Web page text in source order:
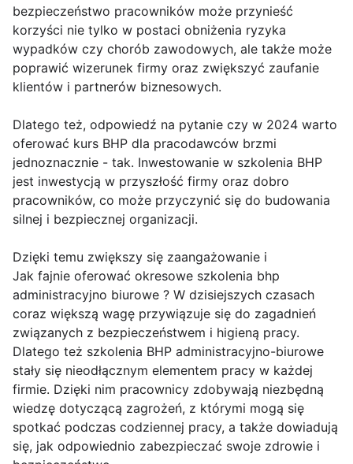
bezpieczeństwo pracowników może przynieść
korzyści nie tylko w postaci obniżenia ryzyka
wypadków czy chorób zawodowych, ale także może
poprawić wizerunek firmy oraz zwiększyć zaufanie
klientów i partnerów biznesowych.
Dlatego też, odpowiedź na pytanie czy w 2024 warto
oferować kurs BHP dla pracodawców brzmi
jednoznacznie - tak. Inwestowanie w szkolenia BHP
jest inwestycją w przyszłość firmy oraz dobro
pracowników, co może przyczynić się do budowania
silnej i bezpiecznej organizacji.
Dzięki temu zwiększy się zaangażowanie i
Jak fajnie oferować okresowe szkolenia bhp
administracyjno biurowe ? W dzisiejszych czasach
coraz większą wagę przywiązuje się do zagadnień
związanych z bezpieczeństwem i higieną pracy.
Dlatego też szkolenia BHP administracyjno-biurowe
stały się nieodłącznym elementem pracy w każdej
firmie. Dzięki nim pracownicy zdobywają niezbędną
wiedzę dotyczącą zagrożeń, z którymi mogą się
spotkać podczas codziennej pracy, a także dowiadują
się, jak odpowiednio zabezpieczać swoje zdrowie i